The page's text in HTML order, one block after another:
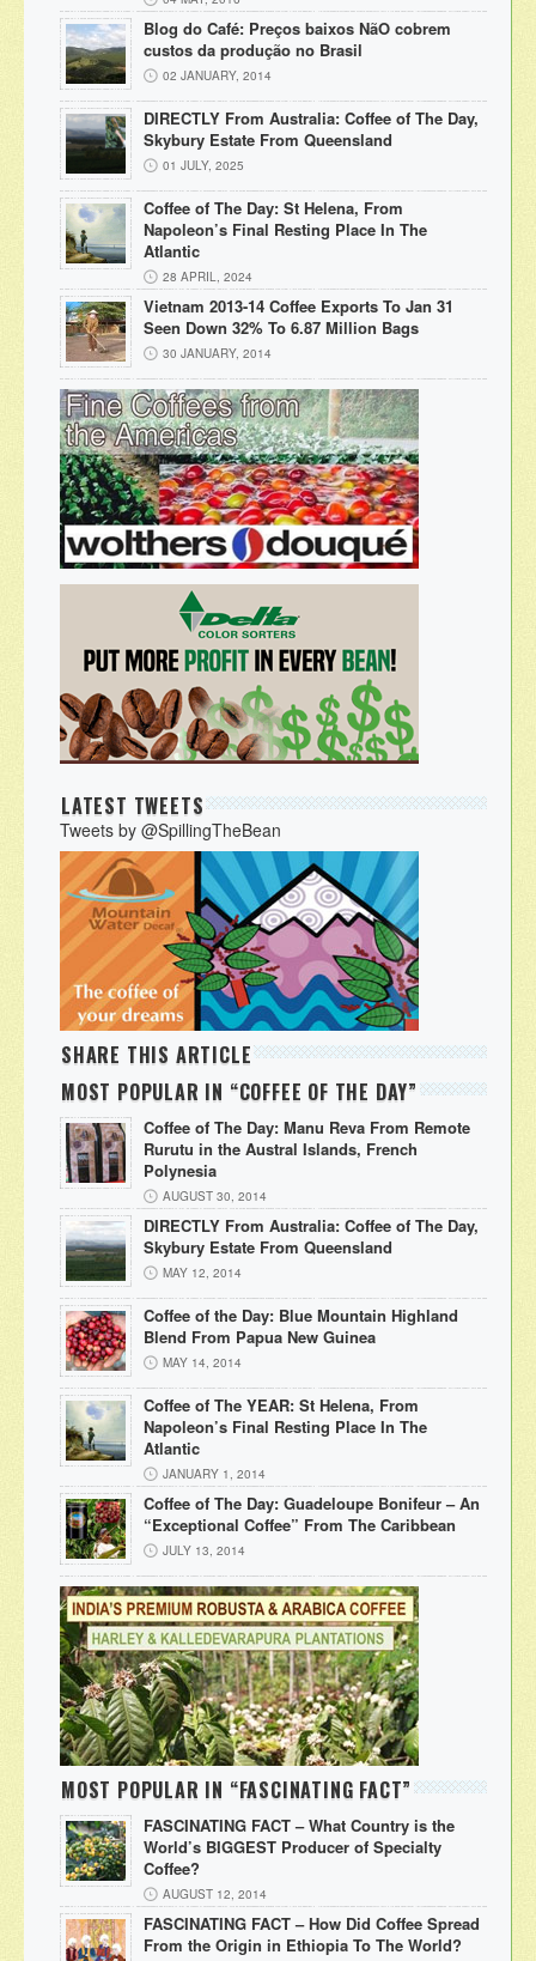
Blog do Café: Preços baixos NãO cobrem
custos da produção no Brasil
02 JANUARY, 2014
DIRECTLY From Australia: Coffee of The Day,
Skybury Estate From Queensland
01 JULY, 2025
Coffee of The Day: St Helena, From
Napoleon’s Final Resting Place In The
Atlantic
28 APRIL, 2024
Vietnam 2013-14 Coffee Exports To Jan 31
Seen Down 32% To 6.87 Million Bags
30 JANUARY, 2014
LATEST TWEETS
Tweets by @SpillingTheBean
SHARE THIS ARTICLE
MOST POPULAR IN “COFFEE OF THE DAY”
Coffee of The Day: Manu Reva From Remote
Rurutu in the Austral Islands, French
Polynesia
AUGUST 30, 2014
DIRECTLY From Australia: Coffee of The Day,
Skybury Estate From Queensland
MAY 12, 2014
Coffee of the Day: Blue Mountain Highland
Blend From Papua New Guinea
MAY 14, 2014
Coffee of The YEAR: St Helena, From
Napoleon’s Final Resting Place In The
Atlantic
JANUARY 1, 2014
Coffee of The Day: Guadeloupe Bonifeur – An
“Exceptional Coffee” From The Caribbean
JULY 13, 2014
MOST POPULAR IN “FASCINATING FACT”
FASCINATING FACT – What Country is the
World’s BIGGEST Producer of Specialty
Coffee?
AUGUST 12, 2014
FASCINATING FACT – How Did Coffee Spread
From the Origin in Ethiopia To The World?